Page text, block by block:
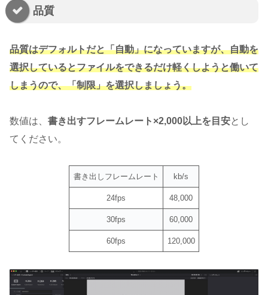
品質
品質はデフォルトだと「自動」になっていますが、自動を
選択しているとファイルをできるだけ軽くしようと働いて
しまうので、「制限」を選択しましょう。
数値は、 書き出すフレームレート×2,000以上を目安とし
てください。
書き出しフレームレート kb/s
24fps 48,000
30fps 60,000
60fps 120,000